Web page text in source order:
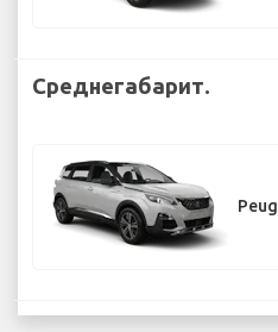
Среднегабарит.